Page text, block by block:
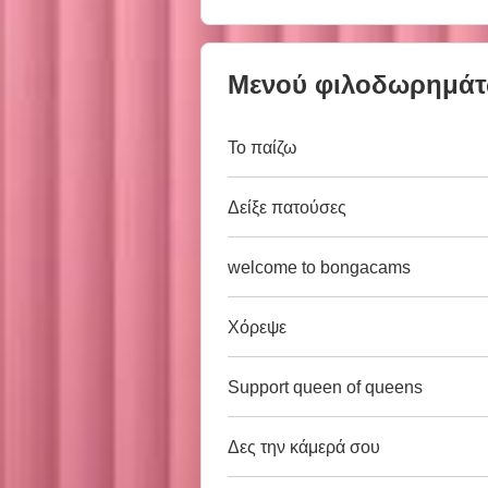
Μενού
Το παίζω
Δείξε πατούσες
welcome to bongacams
Χόρεψε
Support queen of queens
Δες την κάμερά σου